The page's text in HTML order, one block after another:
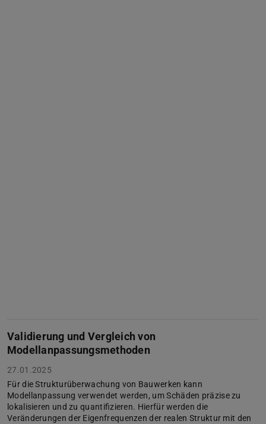
Validierung und Vergleich von
Modellanpassungsmethoden
27.01.2025
Für die Strukturüberwachung von Bauwerken kann
Modellanpassung verwendet werden, um Schäden präzise zu
lokalisieren und zu quantifizieren. Hierfür werden die
Veränderungen der Eigenfrequenzen der realen Struktur mit den